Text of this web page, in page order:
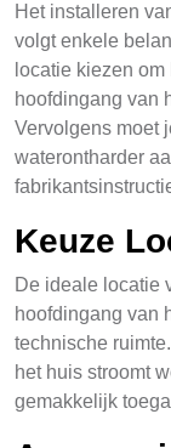
Het installeren
volgt enkele
locatie kiezen
hoofdingang van
Vervolgens moet
waterontharder
Keuze
De ideale locatie
hoofdingang van
technische
het huis stroomt
gemakkelijk